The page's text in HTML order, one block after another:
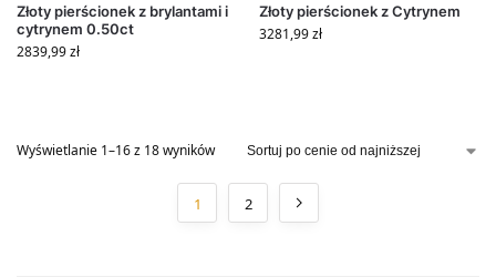
Złoty pierścionek z brylantami i
cytrynem 0.50ct
2839,99zł
Złoty pierścionek z Cytrynem
3281,99zł
Wyświetlanie 1–16 z 18 wyników
1 2